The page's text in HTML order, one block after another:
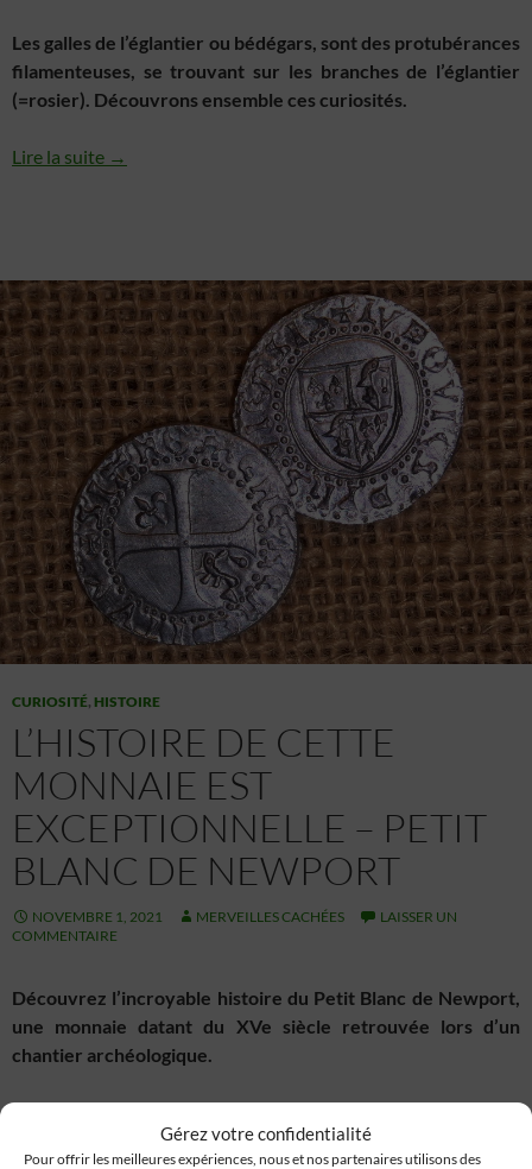
Gérez votre confidentialité
Pour offrir les meilleures expériences, nous et nos partenaires utilisons des
Les galles de l’églantier ou bédégars, sont des protubérances
filamenteuses, se trouvant sur les branches de l’églantier
(=rosier). Découvrons ensemble ces curiosités.
Lire la suite →
CURIOSITÉ, HISTOIRE
L’HISTOIRE DE CETTE
MONNAIE EST
EXCEPTIONNELLE – PETIT
BLANC DE NEWPORT
NOVEMBRE 1, 2021 MERVEILLES CACHÉES
LAISSER UN
COMMENTAIRE
Découvrez l’incroyable histoire du Petit Blanc de Newport,
une monnaie datant du XVe siècle retrouvée lors d’un
chantier archéologique.
Lire la suite →